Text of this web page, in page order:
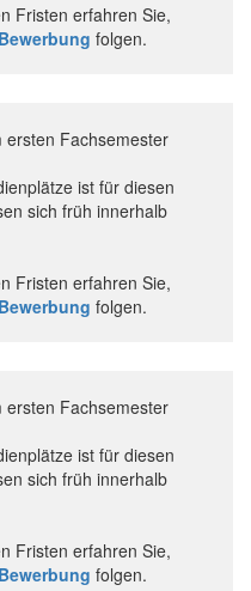
Fristen erfahren Sie,
folgen.
ersten Fachsemester
ist für diesen
sich früh innerhalb
Fristen erfahren Sie,
folgen.
ersten Fachsemester
ist für diesen
sich früh innerhalb
Fristen erfahren Sie,
folgen.